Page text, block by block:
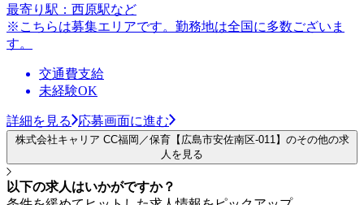
最寄り駅：西原駅など
※こちらは募集エリアです。勤務地は全国に多数ございま
す。
交通費支給
未経験OK
詳細を見る 応募画面に進む
株式会社キャリア CC福岡／保育【広島市安佐南区-011】のその他の求
人を見る
以下の求人はいかがですか？